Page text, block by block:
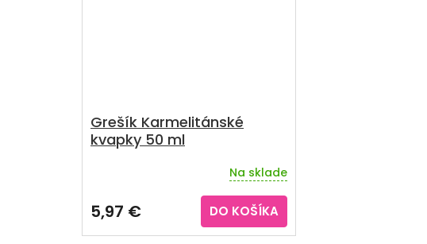
Grešík Karmelitánské
kvapky 50 ml
produktu
je
5,0
Na sklade
5,97 € DO KOŠÍKA